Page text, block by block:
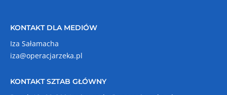
KONTAKT DLA MEDIÓW
Iza Sałamacha
iza@operacjarzeka.pl
KONTAKT SZTAB GŁÓWNY